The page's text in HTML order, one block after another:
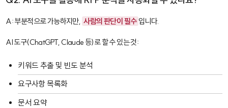
A: 부분적으로 가능하지만, 사람의 판단이 필수 입니다.
AI 도구(ChatGPT, Claude 등)로 할 수 있는 것:
키워드 추출 및 빈도 분석
요구사항 목록화
문서 요약